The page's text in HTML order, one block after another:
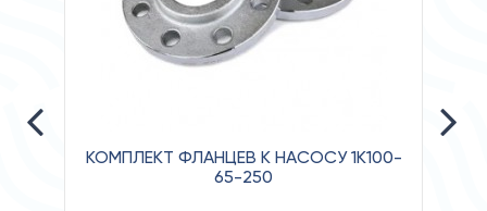
КОМПЛЕКТ ФЛАНЦЕВ К НАСОСУ 1К100-
65-250